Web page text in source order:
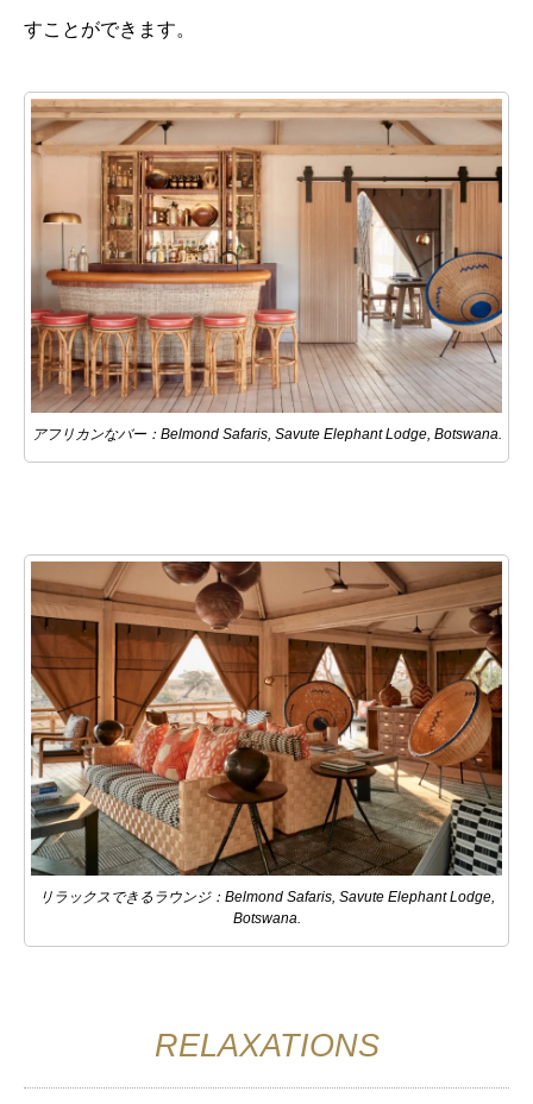
すことができます。
アフリカンなバー：Belmond Safaris, Savute Elephant Lodge, Botswana.
リラックスできるラウンジ：Belmond Safaris, Savute Elephant Lodge,
Botswana.
RELAXATIONS